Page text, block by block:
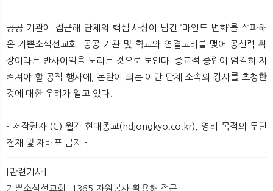
공공 기관에 접근해 단체의 핵심 사상이 담긴 ‘마인드 변화’를 설파해
온 기쁜소식선교회. 공공 기관 및 학교와 연결고리를 맺어 공신력 확
장이라는 반사이익을 노리는 것으로 보인다. 종교적 중립이 엄격히 지
켜져야 할 공적 행사에, 논란이 되는 이단 단체 소속의 강사를 초청한
것에 대한 우려가 일고 있다.
- 저작권자 (C) 월간 현대종교(hdjongkyo.co.kr), 영리 목적의 무단
전재 및 재배포 금지 -
[관련기사]
기쁜소식선교회, 1365 자원봉사 활용해 접근